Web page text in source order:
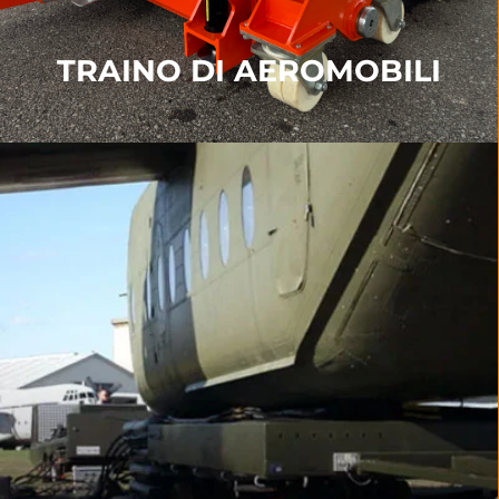
TRAINO DI AEROMOBILI
TRASPORTO AEREO
I nostri prodotti per il trasporto includono
Trasportatore
Giradischi,Supporto angolare
Sistemi a slittaeKit di risposta immediata
PER SAPERNE DI PIÙ